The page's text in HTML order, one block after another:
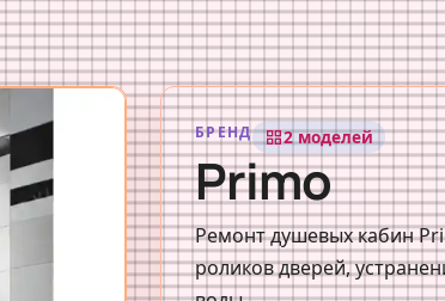
БРЕНД grid_view2 моделей
Primo
Ремонт душевых кабин
роликов дверей,